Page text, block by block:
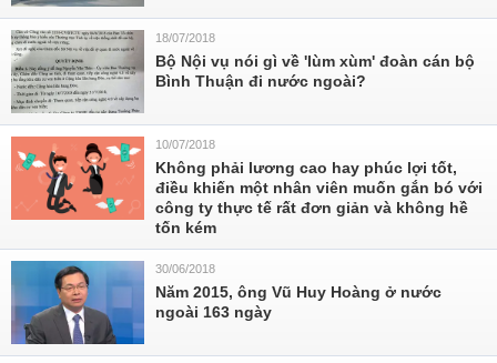
18/07/2018
Bộ Nội vụ nói gì về 'lùm xùm' đoàn cán bộ
Bình Thuận đi nước ngoài?
10/07/2018
Không phải lương cao hay phúc lợi tốt,
điều khiến một nhân viên muốn gắn bó với
công ty thực tế rất đơn giản và không hề
tốn kém
30/06/2018
Năm 2015, ông Vũ Huy Hoàng ở nước
ngoài 163 ngày